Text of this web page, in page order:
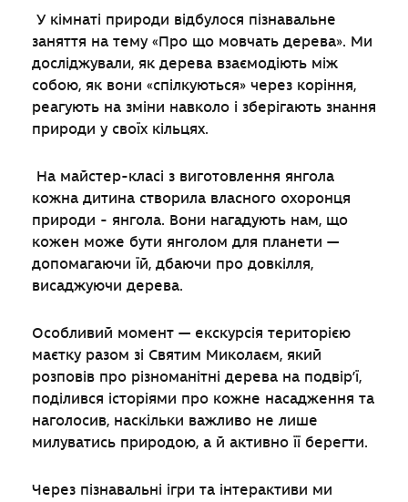
У кімнаті природи відбулося пізнавальне
заняття на тему «Про що мовчать дерева». Ми
досліджували, як дерева взаємодіють між
собою, як вони «спілкуються» через коріння,
реагують на зміни навколо і зберігають знання
природи у своїх кільцях.
На майстер-класі з виготовлення янгола
кожна дитина створила власного охоронця
природи - янгола. Вони нагадують нам, що
кожен може бути янголом для планети —
допомагаючи їй, дбаючи про довкілля,
висаджуючи дерева.
Особливий момент — екскурсія територією
маєтку разом зі Святим Миколаєм, який
розповів про різноманітні дерева на подвір’ї,
поділився історіями про кожне насадження та
наголосив, наскільки важливо не лише
милуватись природою, а й активно її берегти.
Через пізнавальні ігри та інтерактиви ми